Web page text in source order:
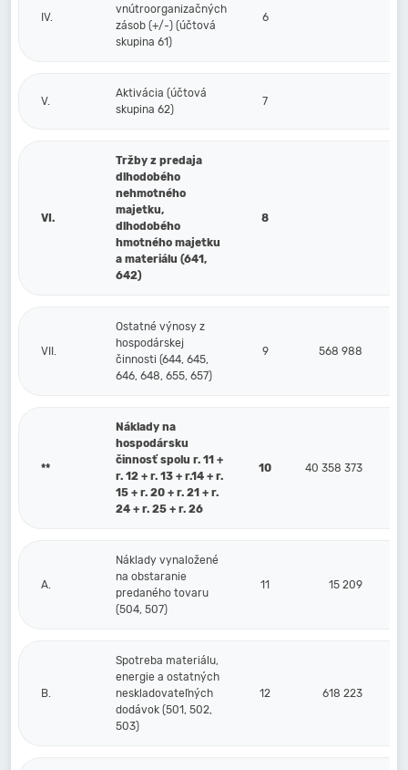
IV.
vnútroorganizačných
zásob (+/-) (účtová
skupina 61)
6
V.
Aktivácia (účtová
skupina 62)
7
VI.
Tržby z predaja
dlhodobého
nehmotného
majetku,
dlhodobého
hmotného majetku
a materiálu (641,
642)
8
VII.
Ostatné výnosy z
hospodárskej
činnosti (644, 645,
646, 648, 655, 657)
9 568 988
**
Náklady na
hospodársku
činnosť spolu r. 11 +
r. 12 + r. 13 + r.14 + r.
15 + r. 20 + r. 21 + r.
24 + r. 25 + r. 26
10 40 358 373
A.
Náklady vynaložené
na obstaranie
predaného tovaru
(504, 507)
11 15 209
B.
Spotreba materiálu,
energie a ostatných
neskladovateľných
dodávok (501, 502,
503)
12 618 223